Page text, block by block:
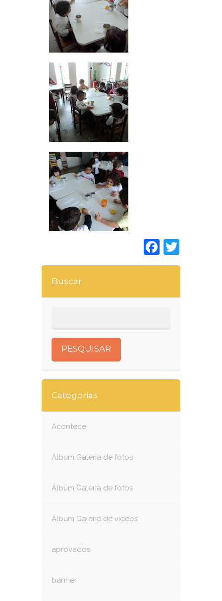
Buscar
Categorias
Acontece
Álbum Galeria de fotos
Álbum Galeria de fotos
Álbum Galeria de vídeos
aprovados
banner